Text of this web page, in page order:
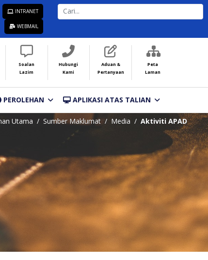
INTRANET
WEBMAIL
CARI...
Soalan
Lazim
Hubungi
Kami
Aduan &
Pertanyaan
Peta
Laman
PEROLEHAN APLIKASI ATAS TALIAN
Utama Sumber Maklumat Media Aktiviti APAD